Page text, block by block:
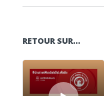
RETOUR SUR…
Lecteur audio